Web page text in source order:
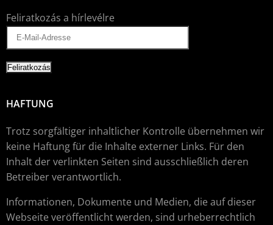
Feliratkozás a hírlevélre
HAFTUNG
Trotz sorgfältiger inhaltlicher Kontrolle übernehmen wir
keine Haftung für die Inhalte externer Links. Für den
Inhalt der verlinkten Seiten sind ausschließlich deren
Betreiber verantwortlich.
Informationen, Dokumente und Medien, die auf dieser
Webseite veröffentlicht werden, sind urheberrechtlich